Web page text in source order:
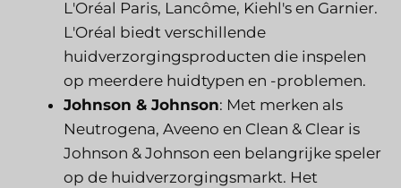
L'Oréal Paris, Lancôme, Kiehl's en Garnier.
L'Oréal biedt verschillende
huidverzorgingsproducten die inspelen
op meerdere huidtypen en -problemen.
Johnson & Johnson: Met merken als
Neutrogena, Aveeno en Clean & Clear is
Johnson & Johnson een belangrijke speler
op de huidverzorgingsmarkt. Het